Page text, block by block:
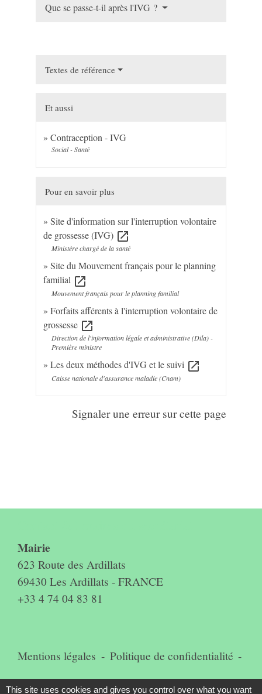
Que se passe-t-il après l'IVG ?
Textes de référence
Et aussi
Contraception - IVG
Social - Santé
Pour en savoir plus
Site d'information sur l'interruption volontaire
de grossesse (IVG) open_in_new
Ministère chargé de la santé
Site du Mouvement français pour le planning
familial open_in_new
Mouvement français pour le planning familial
Forfaits afférents à l'interruption volontaire de
grossesse open_in_new
Direction de l'information légale et administrative (Dila) -
Première ministre
Les deux méthodes d'IVG et le suivi open_in_new
Caisse nationale d'assurance maladie (Cnam)
Signaler une erreur sur cette page
Mairie
623 Route des Ardillats
69430 Les Ardillats - FRANCE
+33 4 74 04 83 81
Mentions légales - Politique de confidentialité -
Accessibilité - Plan du site -
This site uses cookies and gives you control over what you want